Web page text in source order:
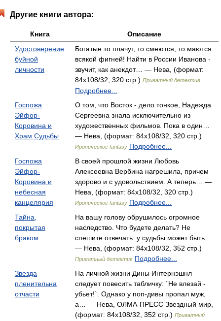
Другие книги автора:
Книга
Описание
Удостоверение
буйной
личности
Богатые то плачут, то смеются, то маются
всякой фигней! Найти в России Иванова -
звучит, как анекдот… — Нева, (формат:
84x108/32, 320 стр.) Приватный детектив
Подробнее...
Госпожа
Эйфор-
Коровина и
Храм Судьбы
О том, что Восток - дело тонкое, Надежда
Сергеевна знала исключительно из
художественных фильмов. Пока в один…
— Нева, (формат: 84x108/32, 320 стр.)
Ироническое fantasy Подробнее...
Госпожа
Эйфор-
Коровина и
небесная
канцелярия
В своей прошлой жизни Любовь
Алексеевна Вербина нагрешила, причем
здорово и с удовольствием. А теперь… —
Нева, (формат: 84x108/32, 320 стр.)
Ироническое fantasy Подробнее...
Тайна,
покрытая
браком
На вашу голову обрушилось огромное
наследство. Что будете делать? Не
спешите отвечать: у судьбы может быть…
— Нева, (формат: 84x108/32, 352 стр.)
Приватный детектив Подробнее...
Звезда
пленительна
отчасти
На личной жизни Дины Интернэшнл
следует повесить табличку: `Не влезай -
убьет!`. Однако у поп-дивы пропал муж,
а… — Нева, ОЛМА-ПРЕСС Звездный мир,
(формат: 84x108/32, 352 стр.) Приватный